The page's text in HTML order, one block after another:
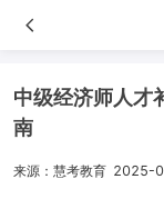
中级经济师人才
南
来源：慧考教育 2025-